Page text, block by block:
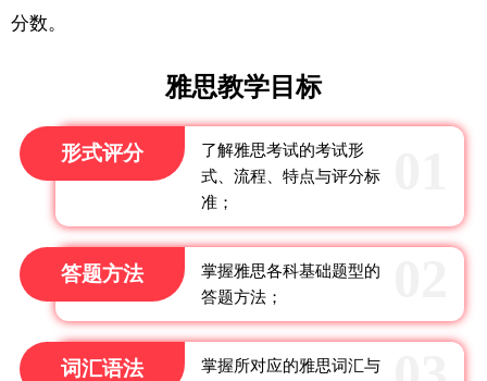
分数。
雅思教学目标
形式评分
了解雅思考试的考试形
式、流程、特点与评分标
准；
答题方法
掌握雅思各科基础题型的
答题方法；
词汇语法
掌握所对应的雅思词汇与